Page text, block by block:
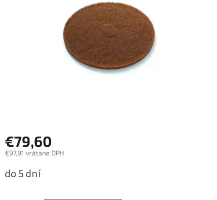
€79,60
€97,91 vrátane DPH
cena:
do 5 dní